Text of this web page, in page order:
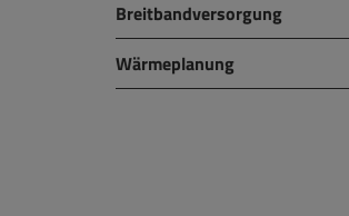
Breitbandversorgung
Wärmeplanung